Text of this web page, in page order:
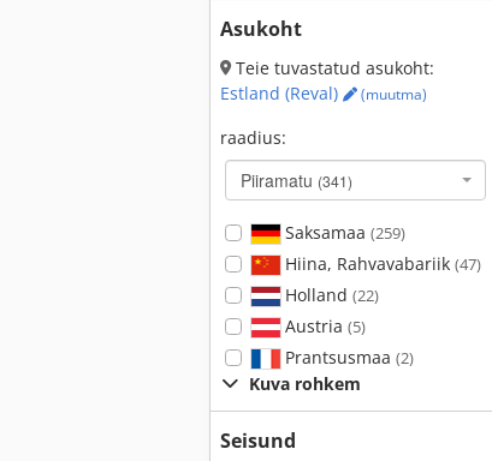
Asukoht
Teie tuvastatud asukoht:
Estland (Reval)
(muutma)
raadius:
Piiramatu (341)
Saksamaa (259)
Hiina, Rahvavabariik (47)
Holland (22)
Austria (5)
Prantsusmaa (2)
Kuva rohkem
Seisund
Stud Keevitus Tööriist Tööriistad